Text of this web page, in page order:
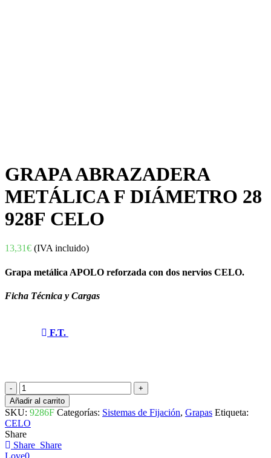
GRAPA ABRAZADERA
METÁLICA F DIÁMETRO 28
928F CELO
13,31€ (IVA incluido)
Grapa metálica APOLO reforzada con dos nervios CELO.
Ficha Técnica y Cargas
F.T.
GRAPA
ABRAZADERA
METÁLICA
F
DIÁMETRO
28
928F
Añadir al carrito
SKU: 9286F Categorías: Sistemas de Fijación, Grapas Etiqueta:
CELO
Share
Share Share